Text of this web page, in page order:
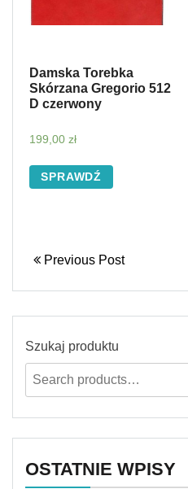
Damska Torebka
Skórzana Gregorio 512
D czerwony
199,00 zł
SPRAWDŹ
Previous Post
Szukaj produktu
OSTATNIE WPISY